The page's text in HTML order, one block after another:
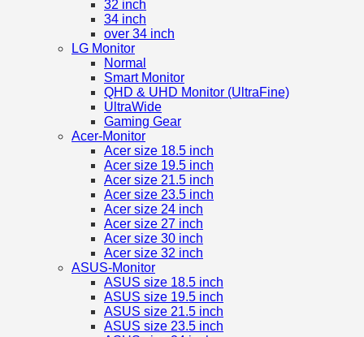
32 inch
34 inch
over 34 inch
LG Monitor
Normal
Smart Monitor
QHD & UHD Monitor (UltraFine)
UltraWide
Gaming Gear
Acer-Monitor
Acer size 18.5 inch
Acer size 19.5 inch
Acer size 21.5 inch
Acer size 23.5 inch
Acer size 24 inch
Acer size 27 inch
Acer size 30 inch
Acer size 32 inch
ASUS-Monitor
ASUS size 18.5 inch
ASUS size 19.5 inch
ASUS size 21.5 inch
ASUS size 23.5 inch